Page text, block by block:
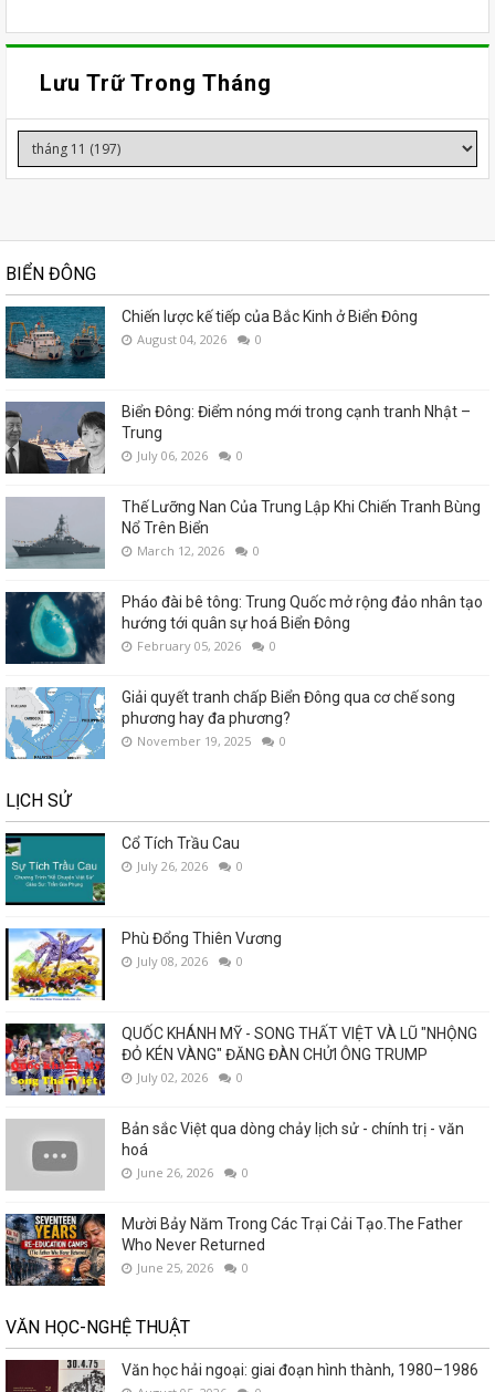
Lưu Trữ Trong Tháng
BIỂN ĐÔNG
Chiến lược kế tiếp của Bắc Kinh ở Biển Đông
August 04, 2026 0
Biển Đông: Điểm nóng mới trong cạnh tranh Nhật –
Trung
July 06, 2026 0
Thế Lưỡng Nan Của Trung Lập Khi Chiến Tranh Bùng
Nổ Trên Biển
March 12, 2026 0
Pháo đài bê tông: Trung Quốc mở rộng đảo nhân tạo
hướng tới quân sự hoá Biển Đông
February 05, 2026 0
Giải quyết tranh chấp Biển Đông qua cơ chế song
phương hay đa phương?
November 19, 2025 0
LỊCH SỬ
Cổ Tích Trầu Cau
July 26, 2026 0
Phù Đổng Thiên Vương
July 08, 2026 0
QUỐC KHÁNH MỸ - SONG THẤT VIỆT VÀ LŨ "NHỘNG
ĐỎ KÉN VÀNG" ĐĂNG ĐÀN CHỬI ÔNG TRUMP
July 02, 2026 0
Bản sắc Việt qua dòng chảy lịch sử - chính trị - văn
hoá
June 26, 2026 0
Mười Bảy Năm Trong Các Trại Cải Tạo.The Father
Who Never Returned
June 25, 2026 0
VĂN HỌC-NGHỆ THUẬT
Văn học hải ngoại: giai đoạn hình thành, 1980–1986